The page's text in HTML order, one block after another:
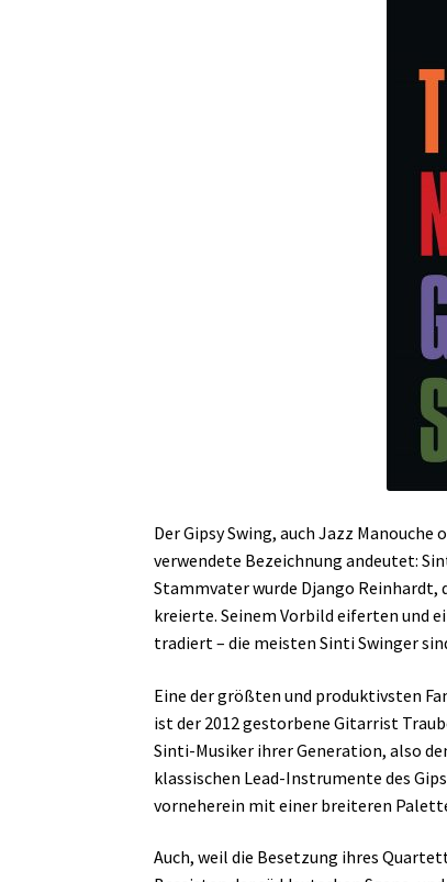
Der Gipsy Swing, auch Jazz
verwendete Bezeichnung andeutet:
Stammvater wurde Django Reinhardt,
kreierte. Seinem Vorbild eiferten und
tradiert – die meisten Sinti Swinger
Eine der größten und produktivsten
ist der 2012 gestorbene Gitarrist
Sinti-Musiker ihrer Generation, also
klassischen Lead-Instrumente des
vorneherein mit einer breiteren
Auch, weil die Besetzung ihres